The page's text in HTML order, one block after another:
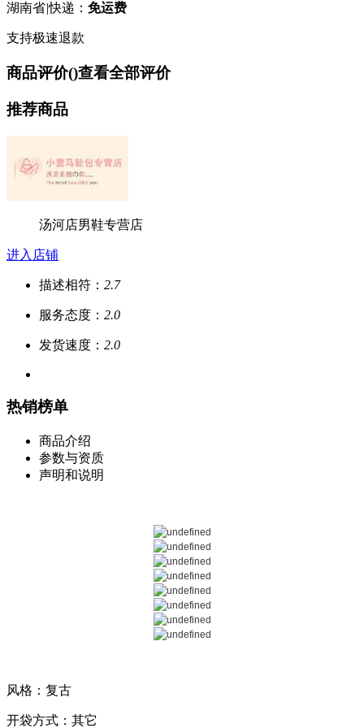
湖南省|快递： 免运费
支持极速退款
商品评价()查看全部评价
推荐商品
汤河店男鞋专营店
进入店铺
描述相符： 2.7
服务态度： 2.0
发货速度： 2.0
热销榜单
商品介绍
参数与资质
声明和说明
风格：复古
开袋方式：其它